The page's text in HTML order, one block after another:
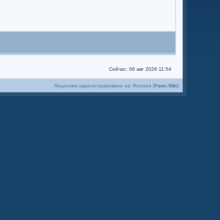
Сейчас: 06 авг 2026 11:54
Лицензия зарегистрирована на: Romzes (Pawn.Wiki)